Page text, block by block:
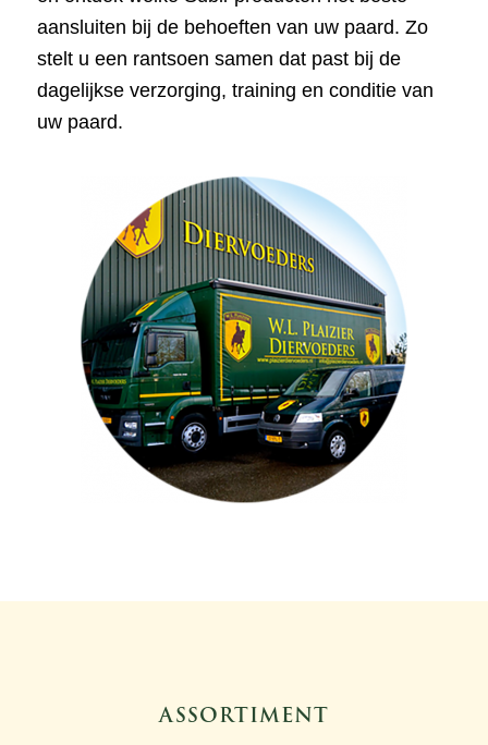
aansluiten bij de behoeften van uw paard. Zo
stelt u een rantsoen samen dat past bij de
dagelijkse verzorging, training en conditie van
uw paard.
ASSORTIMENT